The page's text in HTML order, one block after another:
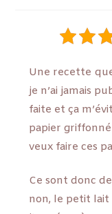
Une recette
je n’ai jamais
faite et ça
papier
veux faire ces
Ce sont donc
non, le petit lait